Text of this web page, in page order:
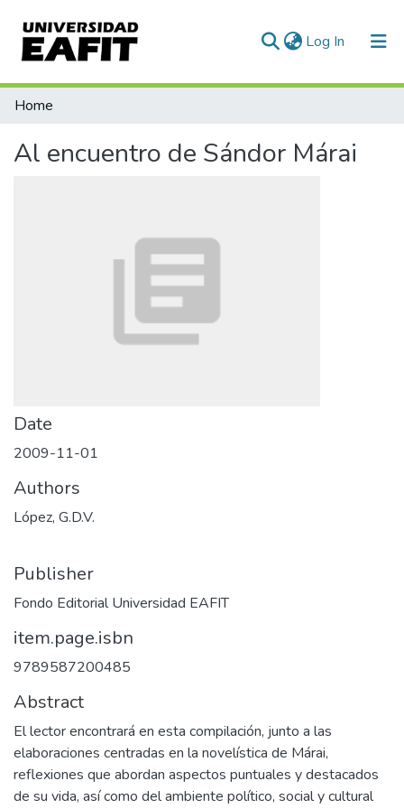
Log In (current)
Statistics
Home
Al encuentro de Sándor Márai
Date
2009-11-01
Authors
López, G.D.V.
Publisher
Fondo Editorial Universidad EAFIT
item.page.isbn
9789587200485
Abstract
El lector encontrará en esta compilación, junto a las
elaboraciones centradas en la novelística de Márai,
reflexiones que abordan aspectos puntuales y destacados
de su vida, así como del ambiente político, social y cultural